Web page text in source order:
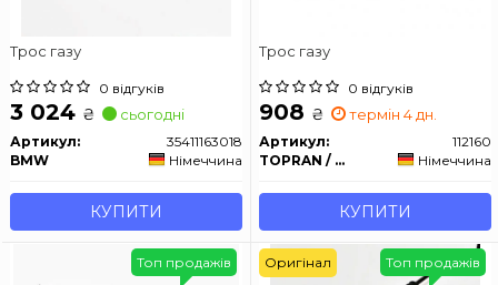
Трос газу
0 відгуків
3 024 ₴ сьогодні
Артикул:
35411163018
BMW
Німеччина
КУПИТИ
Трос газу
0 відгуків
908 ₴ термін 4 дн.
Артикул:
112160
TOPRAN / HANS PRIES
Німеччина
КУПИТИ
Топ продажів Топ продажів
Оригінал